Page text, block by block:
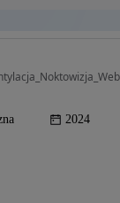
2024